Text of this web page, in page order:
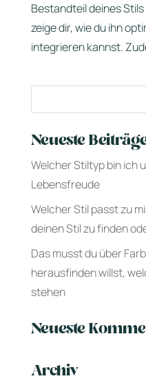
Bestandteil deines
zeige dir, wie du ihn
integrieren kannst.
Neueste
Welcher Stiltyp bin ich
Lebensfreude
Welcher Stil passt zu
deinen Stil zu finden
Das musst du über
herausfinden willst,
stehen
Neueste
Archiv